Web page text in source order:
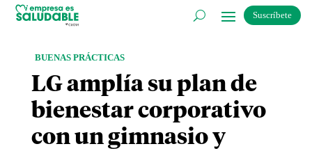
Suscríbete
BUENAS PRÁCTICAS
LG amplía su plan de
bienestar corporativo
con un gimnasio y